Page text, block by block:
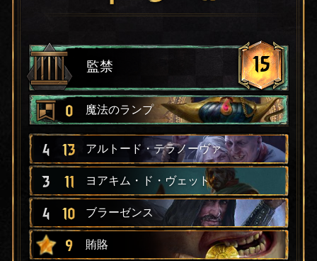
監禁 15
0 魔法のランプ
4 13 アルトード・テラノーヴァ
3 11 ヨアキム・ド・ヴェット
4 10 ブラーゼンス
9 賄賂